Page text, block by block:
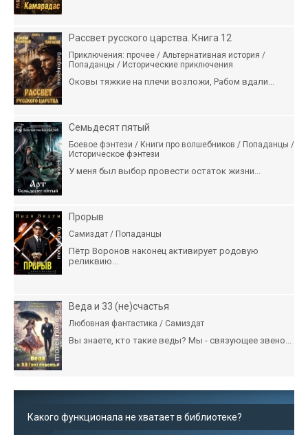
Рассвет русского царства. Книга 12
Приключения: прочее / Альтернативная история /
Попаданцы / Исторические приключения
Оковы тяжкие на плечи возложи, Рабом вдали...
Семьдесят пятый
Боевое фэнтези / Книги про волшебников / Попаданцы /
Историческое фэнтези
У меня был выбор провести остаток жизни...
Прорыв
Самиздат / Попаданцы
Пётр Воронов наконец активирует родовую
реликвию...
Веда и 33 (не)счастья
Любовная фантастика / Самиздат
Вы знаете, кто такие веды? Мы - связующее звено...
Какого функционала не хватает в библиотеке?